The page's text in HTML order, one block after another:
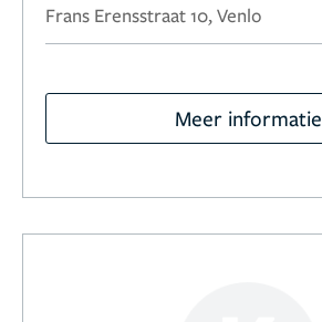
Frans Erensstraat 10, Venlo
Meer informatie